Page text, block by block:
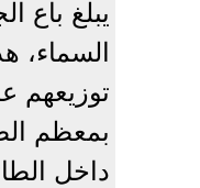
توزيعهم
بمعظم
داخل